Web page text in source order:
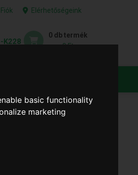
basic functionality
marketing
Fiók Elérhetőségeink
K228
0 db termék
0 Ft